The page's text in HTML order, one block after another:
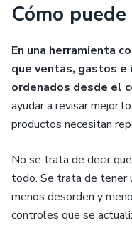
Cómo
En una herramienta
que ventas, gastos e
ordenados desde el
ayudar a revisar mejor
productos necesitan
No se trata de decir
todo. Se trata de tener
menos desorden y
controles que se